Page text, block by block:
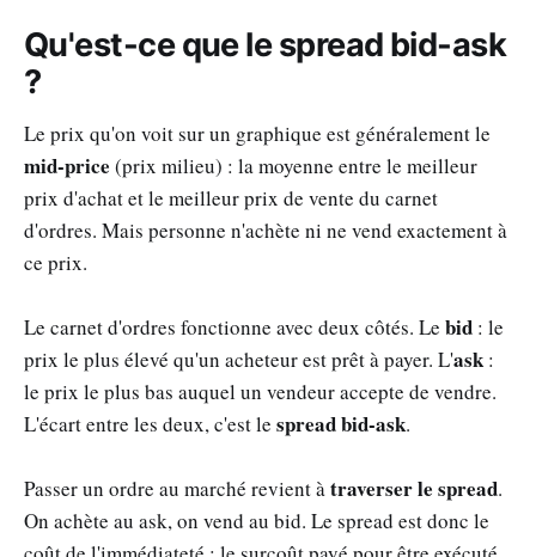
Qu'est-ce que le spread bid-ask
?
Le prix qu'on voit sur un graphique est généralement le
mid-price (prix milieu) : la moyenne entre le meilleur
prix d'achat et le meilleur prix de vente du carnet
d'ordres. Mais personne n'achète ni ne vend exactement à
ce prix.
Le carnet d'ordres fonctionne avec deux côtés. Le bid : le
prix le plus élevé qu'un acheteur est prêt à payer. L'ask:
le prix le plus bas auquel un vendeur accepte de vendre.
L'écart entre les deux, c'est le spread bid-ask.
Passer un ordre au marché revient àtraverser le spread.
On achète au ask, on vend au bid. Le spread est donc le